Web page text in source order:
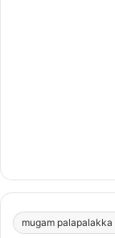
mugam palapalakka